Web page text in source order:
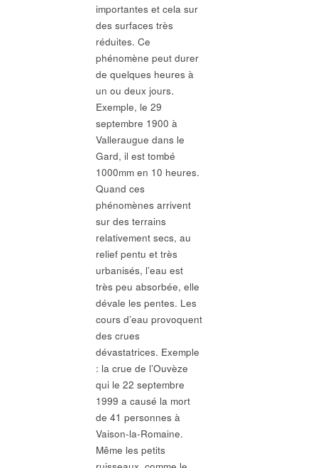
importantes et cela sur
des surfaces très
réduites. Ce
phénomène peut durer
de quelques heures à
un ou deux jours.
Exemple, le 29
septembre 1900 à
Valleraugue dans le
Gard, il est tombé
1000mm en 10 heures.
Quand ces
phénomènes arrivent
sur des terrains
relativement secs, au
relief pentu et très
urbanisés, l’eau est
très peu absorbée, elle
dévale les pentes. Les
cours d’eau provoquent
des crues
dévastatrices. Exemple
: la crue de l’Ouvèze
qui le 22 septembre
1999 a causé la mort
de 41 personnes à
Vaison-la-Romaine.
Même les petits